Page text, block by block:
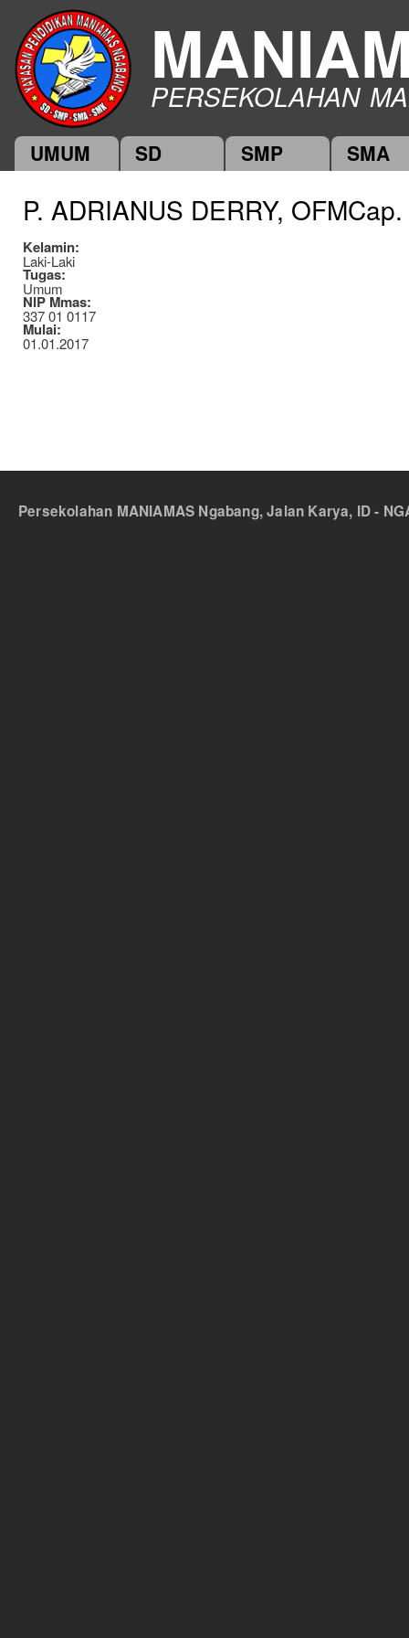
PERSEKOLAHAN
Main menu
UMUM SD SMP SMA
P. ADRIANUS DERRY, OFMCap.
Kelamin:
Laki-Laki
Tugas:
Umum
NIP Mmas:
337 01 0117
Mulai:
01.01.2017
Persekolahan MANIAMAS Ngabang, Jalan Karya, ID -